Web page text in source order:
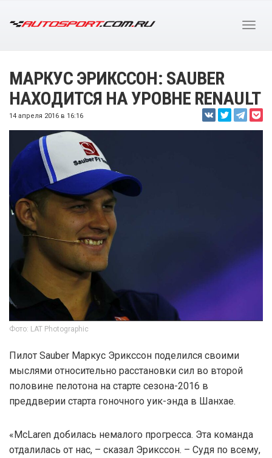
МАРКУС ЭРИКССОН: SAUBER
НАХОДИТСЯ НА УРОВНЕ RENAULT
14 апреля 2016 в 16:16
Фото: LAT Photographic
Пилот Sauber Маркус Эрикссон поделился своими
мыслями относительно расстановки сил во второй
половине пелотона на старте сезона-2016 в
преддверии старта гоночного уик-энда в Шанхае.
«McLaren добилась немалого прогресса. Эта команда
отдалилась от нас, – сказал Эрикссон. – Судя по всему,